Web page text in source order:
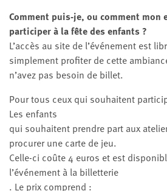
Comment puis-je, ou comment mon
participer à la fête des enfants ?
L’accès au site de l’événement est
simplement profiter de cette
n’avez pas besoin de billet.
Pour tous ceux qui souhaitent
Les enfants
qui souhaitent prendre part aux
procurer une carte de jeu.
Celle-ci coûte 4 euros et est
l’événement à la billetterie
. Le prix comprend :